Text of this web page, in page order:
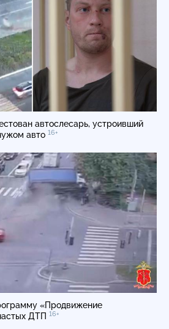
автослесарь, устроивший
авто 16+
«Продвижение
ДТП 16+